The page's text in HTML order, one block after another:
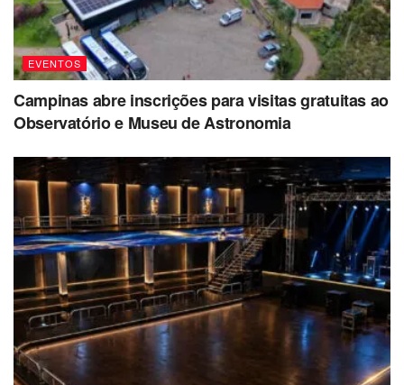
EVENTOS
Campinas abre inscrições para visitas gratuitas ao
Observatório e Museu de Astronomia